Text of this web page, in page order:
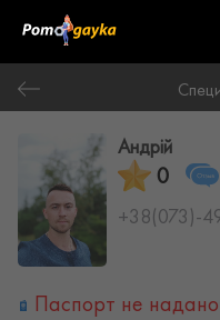
Андрій
0
+38(073)-
Паспорт не надано